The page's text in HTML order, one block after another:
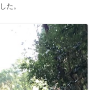
た。